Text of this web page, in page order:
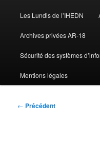
Les Lundis de l’IHEDN
Archives privées AR-18
Sécurité des systèmes
Mentions légales
Navigation
← Précédent